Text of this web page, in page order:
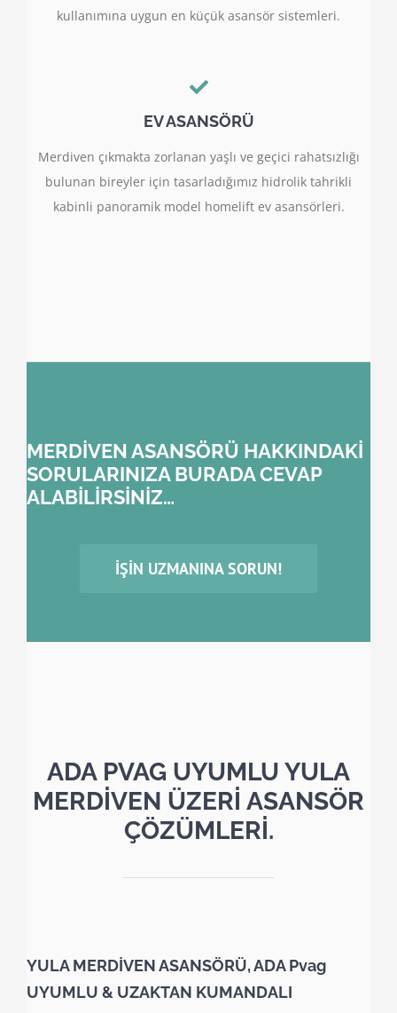
kullanımına uygun en küçük asansör sistemleri.
EV ASANSÖRÜ
Merdiven çıkmakta zorlanan yaşlı ve geçici rahatsızlığı
bulunan bireyler için tasarladığımız hidrolik tahrikli
kabinli panoramik model homelift ev asansörleri.
MERDİVEN ASANSÖRÜ HAKKINDAKİ
SORULARINIZA BURADA CEVAP
ALABİLİRSİNİZ…
İŞIN UZMANINA SORUN!
ADA PVAG UYUMLU YULA
MERDİVEN ÜZERİ ASANSÖR
ÇÖZÜMLERİ.
YULA MERDİVEN ASANSÖRÜ, ADA Pvag
UYUMLU & UZAKTAN KUMANDALI